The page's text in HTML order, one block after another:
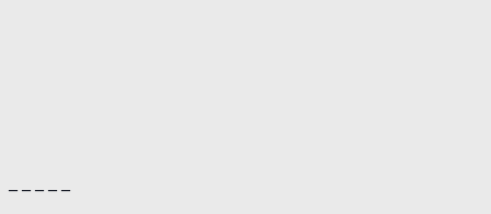
– – – – –